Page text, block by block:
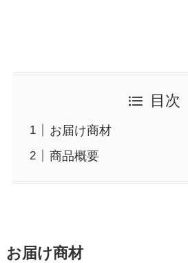
目次
お届け商材
商品概要
お届け商材